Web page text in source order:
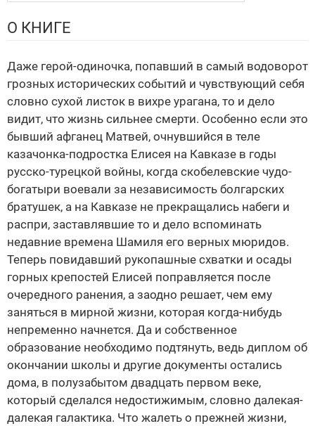
О КНИГЕ
Даже герой-одиночка, попавший в самый водоворот
грозных исторических событий и чувствующий себя
словно сухой листок в вихре урагана, то и дело
видит, что жизнь сильнее смерти. Особенно если это
бывший афганец Матвей, очнувшийся в теле
казачонка-подростка Елисея на Кавказе в годы
русско-турецкой войны, когда скобелевские чудо-
богатыри воевали за независимость болгарских
братушек, а на Кавказе не прекращались набеги и
распри, заставлявшие то и дело вспоминать
недавние времена Шамиля его верных мюридов.
Теперь повидавший рукопашные схватки и осады
горных крепостей Елисей поправляется после
очередного ранения, а заодно решает, чем ему
заняться в мирной жизни, которая когда-нибудь
непременно начнется. Да и собственное
образование необходимо подтянуть, ведь диплом об
окончании школы и другие документы остались
дома, в полузабытом двадцать первом веке,
который сделался недостижимым, словно далекая-
далекая галактика. Что жалеть о прежней жизни,